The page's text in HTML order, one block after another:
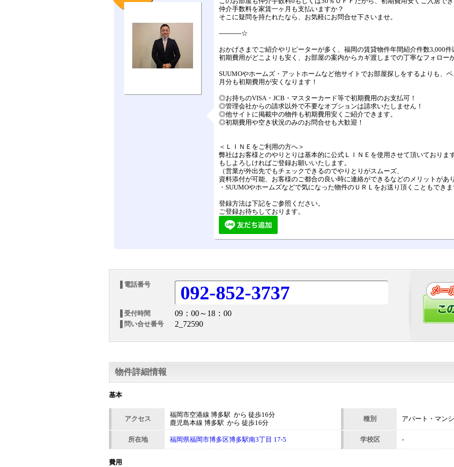
仲介手数料を家賃一ヶ月も支払いますか？
そこに疑問を持たれたなら、お気軽にお問合せ下さいませ。
-----------☆
おかげさまでご紹介やリピーターが多く、福岡の賃貸物件年間紹介件数3,000件
初期費用がどこよりも安く、お部屋の案内からカギ渡しまでの丁寧なフォロー
SUUMOやホームズ・アットホームなど他サイトでお部屋探しをするよりも、
月分も初期費用が安くなります！
◎お持ちのVISA・JCB・マスターカード等で初期費用のお支払可！
◎管理会社からの請求以外で不要なオプションは請求いたしません！
◎他サイトに掲載中の物件も初期費用安くご紹介できます。
◎初期費用や空き状況のみのお問合せも大歓迎！
＜ＬＩＮＥをご利用の方へ＞
弊社はお客様とのやりとりは基本的に公式ＬＩＮＥを使用させて頂いておりま
もしよろしければご登録お願いいたします。
（営業が外出先でもチェックできるのでやりとりがスムーズ、
資料添付が可能、お客様のご都合の良い時に連絡ができるなどのメリットがあ
・SUUMOやホームズなどで気になった物件のＵＲＬをお送り頂くこともでき
登録方法は下記をご参照ください。
ご登録お待ちしております。
電話番号 092-852-3737
受付時間 09：00～18：00
問い合せ番号 2_72590
物件詳細情報
基本
アクセス
福岡市空港線 博多駅 から 徒歩16分
鹿児島本線 博多駅 から 徒歩16分
種別 アパート・マン
所在地 福岡県福岡市博多区博多駅南3丁目 17-5 学校区 -
費用